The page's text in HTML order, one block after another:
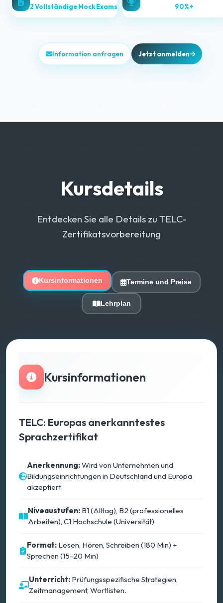
2 Vollständige Mock Exams 90%+
Information anfragen Jetzt anmelden
Kursdetails
Entdecken Sie alle Details zu TELC-
Zertifikatsvorbereitung
Kursinformationen Termine und Preise
Lehrplan
Kursinformationen
TELC: Europas anerkanntestes
Sprachzertifikat
Anerkennung:Wird von Unternehmen und
Bildungseinrichtungen in Deutschland und Europa
akzeptiert.
Niveaustufen: B1 (Alltag), B2 (professionelles
Arbeiten), C1 Hochschule (Universität)
Format:Lesen, Hören, Schreiben (180 Min) +
Sprechen (15-20 Min)
Unterricht: Prüfungsspezifische Strategien,
Zeitmanagement, Wortlisten.